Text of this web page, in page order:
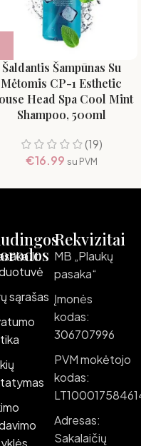
Šaldantis Šampūnas Su
Mėtomis CP-1 Esthetic
Head Spa Cool Mint
Shampoo, 500ml
(19)
€16.99 su PVM
sąrašas
Rekvizitai
MB „Plaukų
pasaka“
Įmonės
kodas:
306707996
PVM mokėtojo
kodas:
Adresas:
Sakalaičių